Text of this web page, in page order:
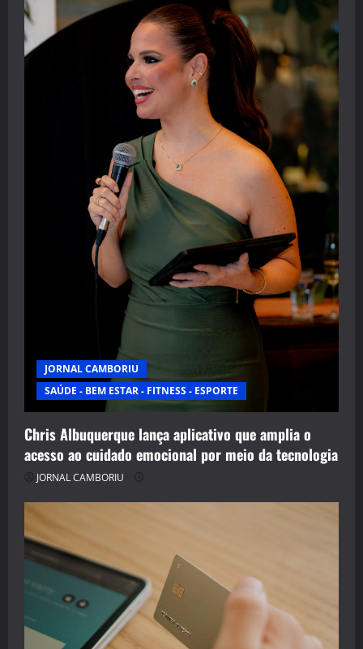
JORNAL CAMBORIU
SAÚDE - BEM ESTAR - FITNESS - ESPORTE
Chris Albuquerque lança aplicativo que amplia o
acesso ao cuidado emocional por meio da tecnologia
JORNAL CAMBORIU